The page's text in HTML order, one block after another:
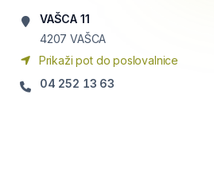
VAŠCA 11
4207 VAŠCA
Prikaži pot do poslovalnice
04 252 13 63